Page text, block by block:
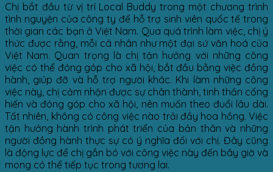
Chị bắt đầu từ vị trí Local Buddy trong một chương trình
tình nguyện của công ty để hỗ trợ sinh viên quốc tế trong
thời gian các bạn ở Việt Nam. Qua quá trình làm việc, chị ý
thức được rằng, mỗi cá nhân như một đại sứ văn hoá của
Việt Nam. Quan trọng là chị tận hưởng với những công
việc có thể đóng góp cho xã hội, bắt đầu bằng việc đồng
hành, giúp đỡ và hỗ trợ người khác. Khi làm những công
việc này, chị cảm nhận được sự chân thành, tinh thần cống
hiến và đóng góp cho xã hội, nên muốn theo đuổi lâu dài.
Tất nhiên, không có công việc nào trải đầy hoa hồng. Việc
tận hưởng hành trình phát triển của bản thân và những
người đồng hành thực sự có ý nghĩa đối với chị. Đây cũng
là động lực để chị gắn bó với công việc này đến bây giờ và
mong có thể tiếp tục trong tương lai.